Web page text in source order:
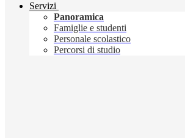
Servizi
Panoramica
Famiglie e studenti
Personale scolastico
Percorsi di studio